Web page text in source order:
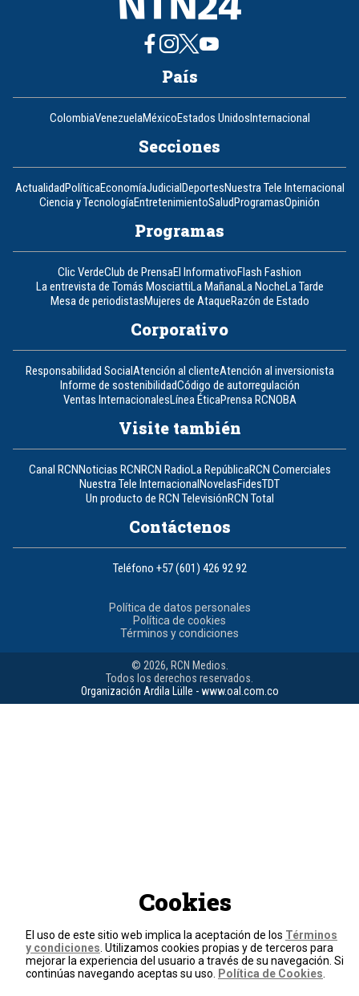
País
ColombiaVenezuelaMéxicoEstados Unidos Internacional
Secciones
Actualidad PolíticaEconomíaJudicial DeportesNuestra Tele Internacional
Ciencia y TecnologíaEntretenimientoSalud ProgramasOpinión
Programas
Clic VerdeClub de PrensaEl InformativoFlash Fashion
La entrevista de Tomás MosciattiLa MañanaLa NocheLa Tarde
Mesa de periodistasMujeres de AtaqueRazón de Estado
Corporativo
Responsabilidad SocialAtención al clienteAtención al inversionista
Informe de sostenibilidadCódigo de autorregulación
Ventas InternacionalesLínea ÉticaPrensa RCNOBA
Visite también
Canal RCN Noticias RCN RCN RadioLa RepúblicaRCN Comerciales
Nuestra Tele Internacional NovelasFidesTDT
Un producto de RCN TelevisiónRCN Total
Contáctenos
Teléfono +57 (601) 426 92 92
Política de datos personales
Política de cookies
Términos y condiciones
© 2026, RCN Medios.
Todos los derechos reservados.
Organización Ardila Lülle - www.oal.com.co
Cookies
El uso de este sitio web implica la aceptación de los Términos
y condiciones . Utilizamos cookies propias y de terceros para
mejorar la experiencia del usuario a través de su navegación. Si
continúas navegando aceptas su uso.
Política de Cookies